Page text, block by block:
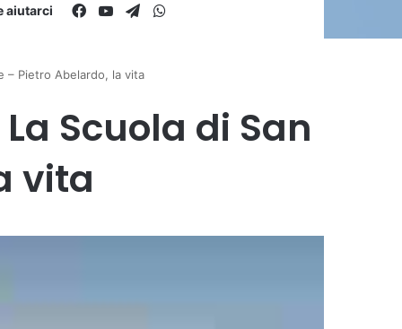
aiutarci Facebook
You TubeTelegram
– Pietro Abelardo, la vita
Scuola di San
vita